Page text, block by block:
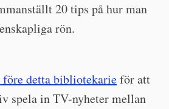
20 tips på hur man
rön.
detta bibliotekarieför att
spela in TV-nyheter mellan